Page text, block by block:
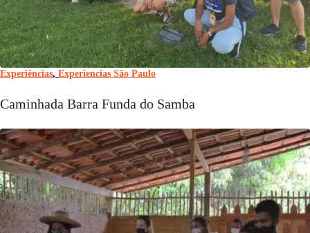
Experiências, Experiencias São Paulo
Caminhada Barra Funda do Samba